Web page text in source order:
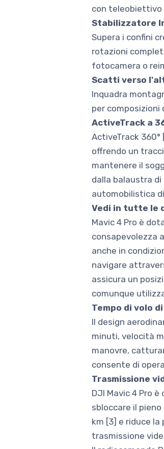
con teleobiettivo
Stabilizzatore
Supera i confini
rotazioni
fotocamera o
Scatti verso
Inquadra
per composizioni
ActiveTrack a
ActiveTrack
offrendo un
mantenere il
dalla balaustra
automobilistica
Vedi in tutte le
Mavic 4 Pro è
consapevolezza
anche in
navigare
assicura un
comunque
Tempo di volo
Il design
minuti, velocità
manovre,
consente di
Trasmissione
DJI Mavic 4 Pro
sbloccare il
km [3] e riduce
trasmissione